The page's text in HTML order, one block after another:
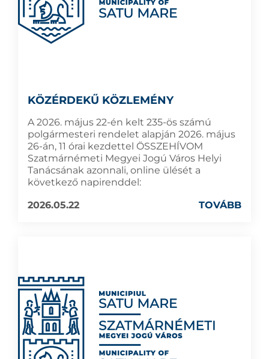
KÖZÉRDEKŰ KÖZLEMÉNY
A 2026. május 22-én kelt 235-ös számú
polgármesteri rendelet alapján 2026. május
26-án, 11 órai kezdettel ÖSSZEHÍVOM
Szatmárnémeti Megyei Jogú Város Helyi
Tanácsának azonnali, online ülését a
következő napirenddel:
2026.05.22
TOVÁBB